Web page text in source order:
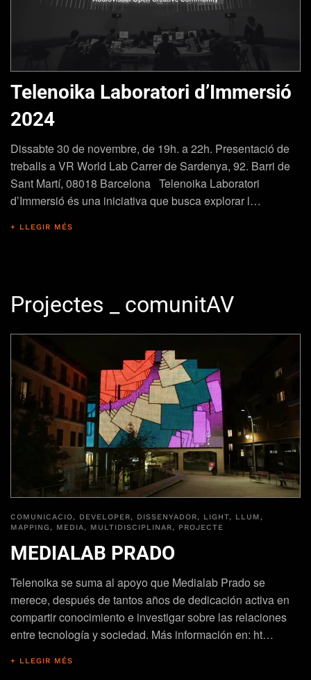
Telenoika Laboratori d’Immersió
2024
Dissabte 30 de novembre, de 19h. a 22h. Presentació de
treballs a VR World Lab Carrer de Sardenya, 92. Barri de
Sant Martí, 08018 Barcelona Telenoika Laboratori
d’Immersió és una iniciativa que busca explorar l…
+ LLEGIR MÉS
Projectes _ comunitAV
COMUNICACIO, DEVELOPER, DISSENYADOR, LIGHT, LLUM,
MAPPING, MEDIA, MULTIDISCIPLINAR, PROJECTE
MEDIALAB PRADO
Telenoika se suma al apoyo que Medialab Prado se
merece, después de tantos años de dedicación activa en
compartir conocimiento e investigar sobre las relaciones
entre tecnología y sociedad. Más información en: ht…
+ LLEGIR MÉS